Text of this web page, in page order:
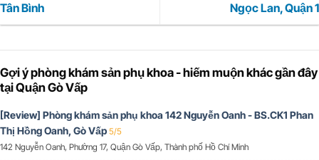
Tân Bình
Ngọc Lan, Quận 1
Gợi ý phòng khám sản phụ khoa - hiếm muộn khác gần đây
tại Quận Gò Vấp
[Review] Phòng khám sản phụ khoa 142 Nguyễn Oanh - BS.CK1 Phan
Thị Hồng Oanh, Gò Vấp 5/5
142 Nguyễn Oanh, Phường 17, Quận Gò Vấp, Thành phố Hồ Chí Minh